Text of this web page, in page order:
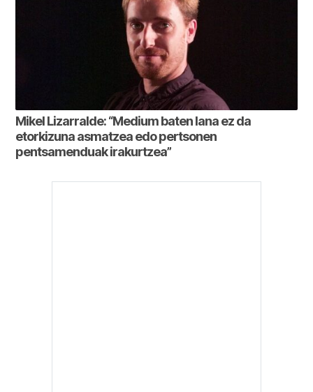
Mikel Lizarralde: “Medium baten lana ez da
etorkizuna asmatzea edo pertsonen
pentsamenduak irakurtzea”